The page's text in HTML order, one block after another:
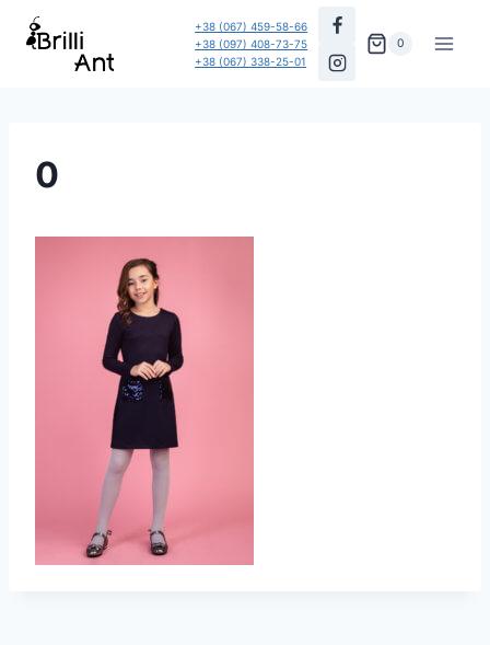
Перейти
+38 (067) 459-58-66
+38 (097) 408-73-75
+38 (067) 338-25-01
0
0